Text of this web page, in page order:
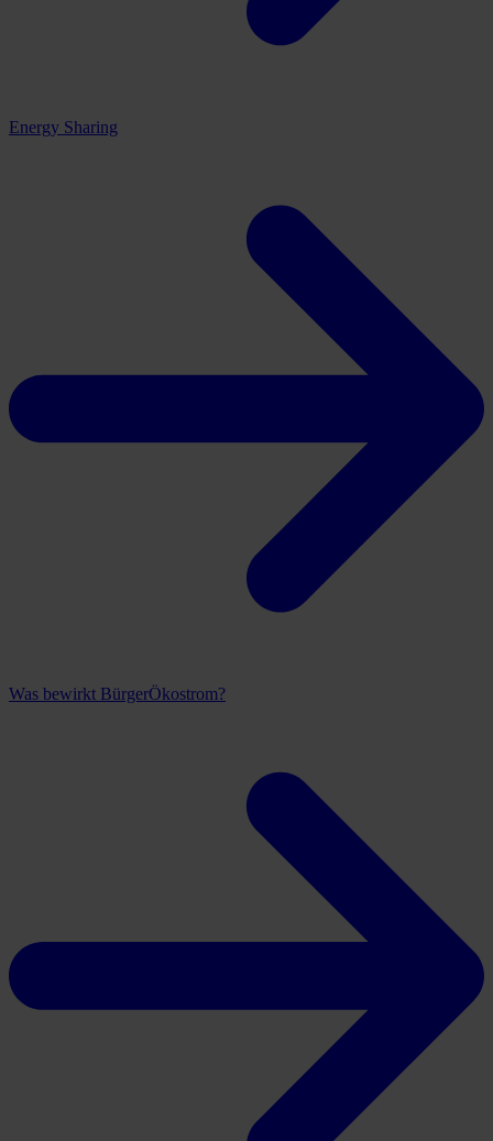
Energy Sharing
Was bewirkt BürgerÖkostrom?